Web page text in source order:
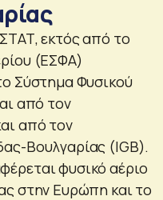
εκτός από το
(ΕΣΦΑ)
Σύστημα Φυσικού
από τον
από τον
Βουλγαρίας (IGB).
φυσικό αέριο
στην Ευρώπη και το